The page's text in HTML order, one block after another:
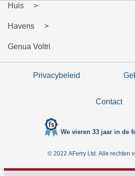
Huis
Havens
Genua Voltri
Privacybeleid
Contact
We vieren 33 jaar in de
© 2022 AFerry Ltd. Alle rechten